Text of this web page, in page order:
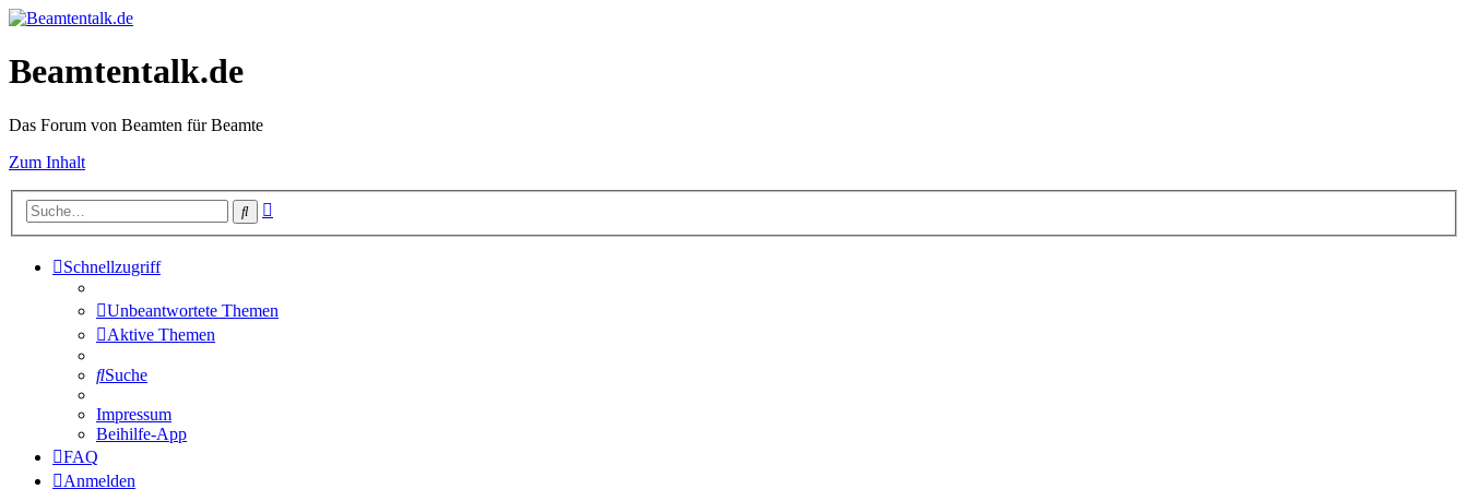
Beamtentalk.de
Das Forum von Beamten für Beamte
Zum Inhalt
Suche
Schnellzugriff
Unbeantwortete Themen
Aktive Themen
Suche
Impressum
Beihilfe-App
FAQ
Anmelden